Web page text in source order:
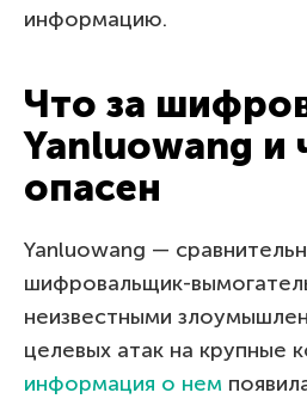
информацию.
Что за
Yanluowang и
опасен
Yanluowang —
шифровальщик-
неизвестными
целевых атак на крупные
информация о нем